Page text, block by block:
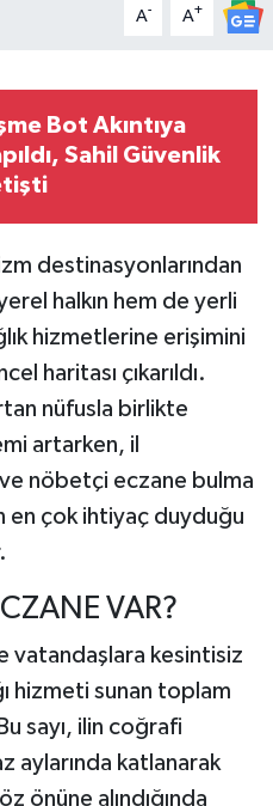
A- A+
Bot Akıntıya
Sahil Güvenlik
destinasyonlarından
halkın hem de yerli
hizmetlerine erişimini
haritası çıkarıldı.
nüfusla birlikte
artarken, il
nöbetçi eczane bulma
en çok ihtiyaç duyduğu
VAR?
vatandaşlara kesintisiz
hizmeti sunan toplam
sayı, ilin coğrafi
aylarında katlanarak
önüne alındığında